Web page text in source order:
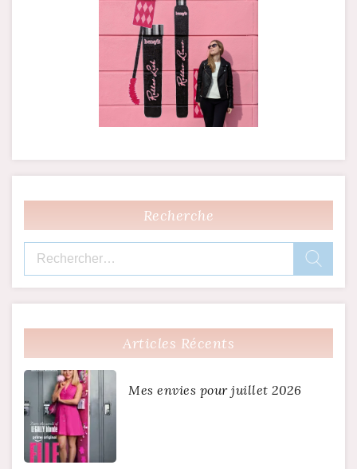
Recherche
Articles Récents
Mes envies pour juillet 2026